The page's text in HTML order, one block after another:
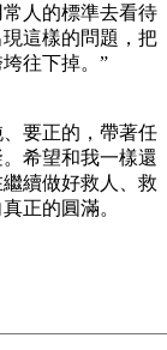
人的標準去看待
這樣的問題，把
往下掉。”
要正的，帶著任
希望和我一樣還
續做好救人、救
正的圓滿。